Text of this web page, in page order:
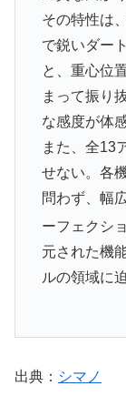
その特性は
で鋭いダー
と、重心位
まって振り
な感度が体
また、全13
せない。各
問わず、幅
ーフェクシ
元された機
ルの領域に
出典： シマノ